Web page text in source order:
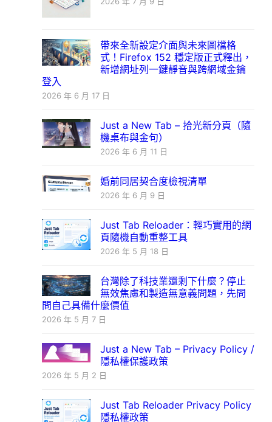
帶來全新設定介面與未來圖檔格
式！Firefox 152 穩定版正式釋出，
新增網址列一鍵靜音與跨網域金鑰
登入
2026 年 6 月 17 日
Just a New Tab – 拾光新分頁（隨
機桌布與金句）
2026 年 6 月 11 日
婚前同居契合度檢視清單
2026 年 6 月 9 日
Just Tab Reloader：輕巧實用的網
頁隨機自動重整工具
2026 年 5 月 18 日
台灣除了科技業還剩下什麼？停止
無效焦慮和製造無意義問題，先問
問自己具備什麼價值
2026 年 5 月 7 日
Just a New Tab – Privacy Policy /
隱私權保護政策
2026 年 5 月 2 日
Just Tab Reloader Privacy Policy
隱私權政策